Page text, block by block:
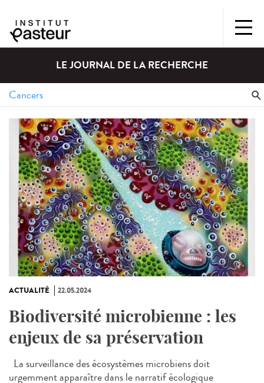
LE JOURNAL DE LA RECHERCHE
ACTUALITÉ 22.05.2024
Biodiversité microbienne : les
enjeux de sa préservation
La surveillance des écosystèmes microbiens doit
urgemment apparaître dans le narratif écologique